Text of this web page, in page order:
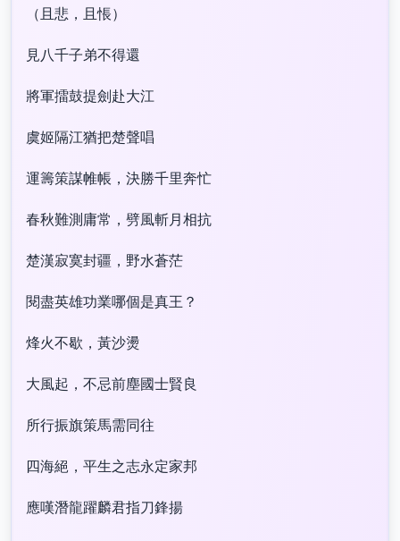
（且悲，且悵）
見八千子弟不得還
將軍擂鼓提劍赴大江
虞姬隔江猶把楚聲唱
運籌策謀帷帳，決勝千里奔忙
春秋難測庸常，劈風斬月相抗
楚漢寂寞封疆，野水蒼茫
閱盡英雄功業哪個是真王？
烽火不歇，黃沙燙
大風起，不忌前塵國士賢良
所行振旗策馬需同往
四海絕，平生之志永定家邦
應嘆潛龍躍麟君指刀鋒揚